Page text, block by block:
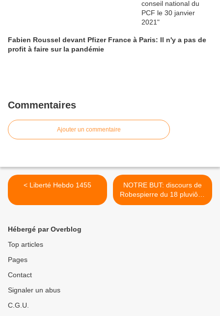
Fabien Roussel devant Pfizer France à Paris: Il n'y a pas de
profit à faire sur la pandémie
Commentaires
Ajouter un commentaire
< Liberté Hebdo 1455
NOTRE BUT: discours de
Robespierre du 18 pluviôse
an II - 5 février 1794 >
Hébergé par Overblog
Top articles
Pages
Contact
Signaler un abus
C.G.U.